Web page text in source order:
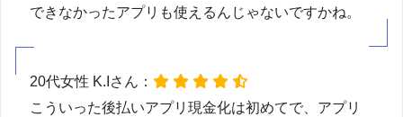
できなかったアプリも使えるんじゃないですかね。
20代女性 K.Iさん：
こういった後払いアプリ現金化は初めてで、アプリ